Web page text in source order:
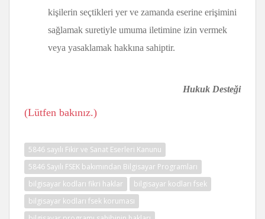
kişilerin seçtikleri yer ve zamanda eserine erişimini
sağlamak suretiyle umuma iletimine izin vermek
veya yasaklamak hakkına sahiptir.
Hukuk Desteği
(Lütfen bakınız.)
5846 sayılı Fikir ve Sanat Eserleri Kanunu
5846 Sayılı FSEK bakımından Bilgisayar Programları
bilgisayar kodları fikri haklar
bilgisayar kodları fsek
bilgisayar kodları fsek koruması